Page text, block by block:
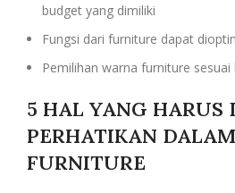
budget yang dimiliki
Fungsi dari furniture dapat
Pemilihan warna furniture sesuai
5 HAL YANG HARUS
PERHATIKAN
FURNITURE